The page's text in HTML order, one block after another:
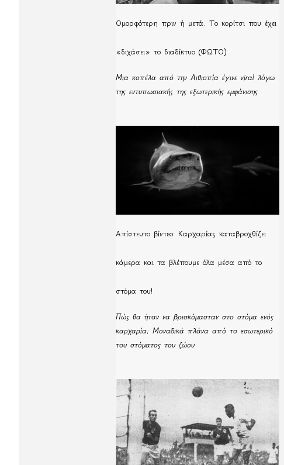
Ομορφότερη πριν ή μετά. Το κορίτσι που έχει
«διχάσει» το διαδίκτυο (ΦΩΤΟ)
Μια κοπέλα από την Αιθιοπία έγινε viral λόγω
της εντυπωσιακής της εξωτερικής εμφάνισης
Απίστευτο βίντεο: Καρχαρίας καταβροχθίζει
κάμερα και τα βλέπουμε όλα μέσα από το
στόμα του!
Πώς θα ήταν να βρισκόμασταν στο στόμα ενός
καρχαρία; Μοναδικά πλάνα από το εσωτερικό
του στόματος του ζώου